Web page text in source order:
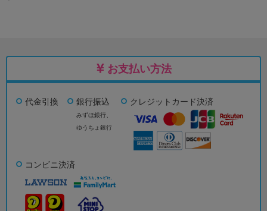
お支払い方法
代金引換 銀行振込
みずほ銀行、
ゆうちょ銀行
クレジットカード決済
コンビニ決済